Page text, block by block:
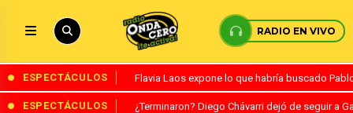
RADIO EN VIVO
ESPECTÁCULOS Flavia Laos expone lo que habría buscado
ESPECTÁCULOS ¿Terminaron? Diego Chávarri dejó de seguir a